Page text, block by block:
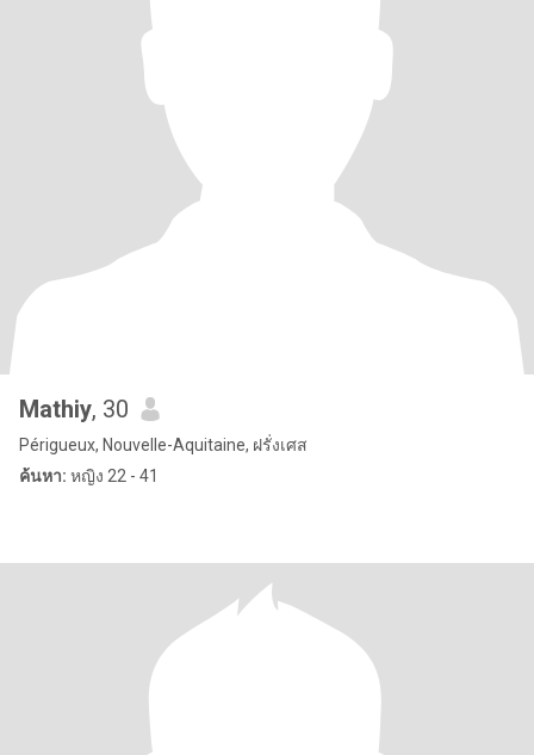
Mathiy, 30
Périgueux, Nouvelle-Aquitaine, ฝรั่งเศส
ค้นหา: หญิง 22 - 41